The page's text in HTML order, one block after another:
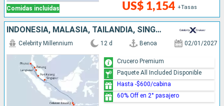
Comidas incluidas US$ 1,154 +Tasas
INDONESIA, MALASIA, TAILANDIA, SINGAPUR
Celebrity Millennium 12 d Benoa 02/01/2027
Crucero Premium
Paquete All Included Disponible
Hasta -$600/cabina
60% Off en 2° pasajero